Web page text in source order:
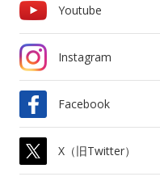
Youtube
Instagram
Facebook
X（旧Twitter）